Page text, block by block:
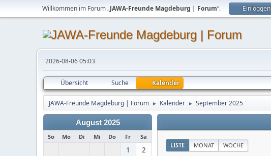
Willkommen im Forum „JAWA-Freunde Magdeburg | Forum“. Einloggen
2026-08-06 05:03
Übersicht Suche Kalender
JAWA-Freunde Magdeburg | Forum ► Kalender ► September 2025
August 2025
So Mo Di Mi Do Fr Sa
1
2
LISTE MONAT WOCHE